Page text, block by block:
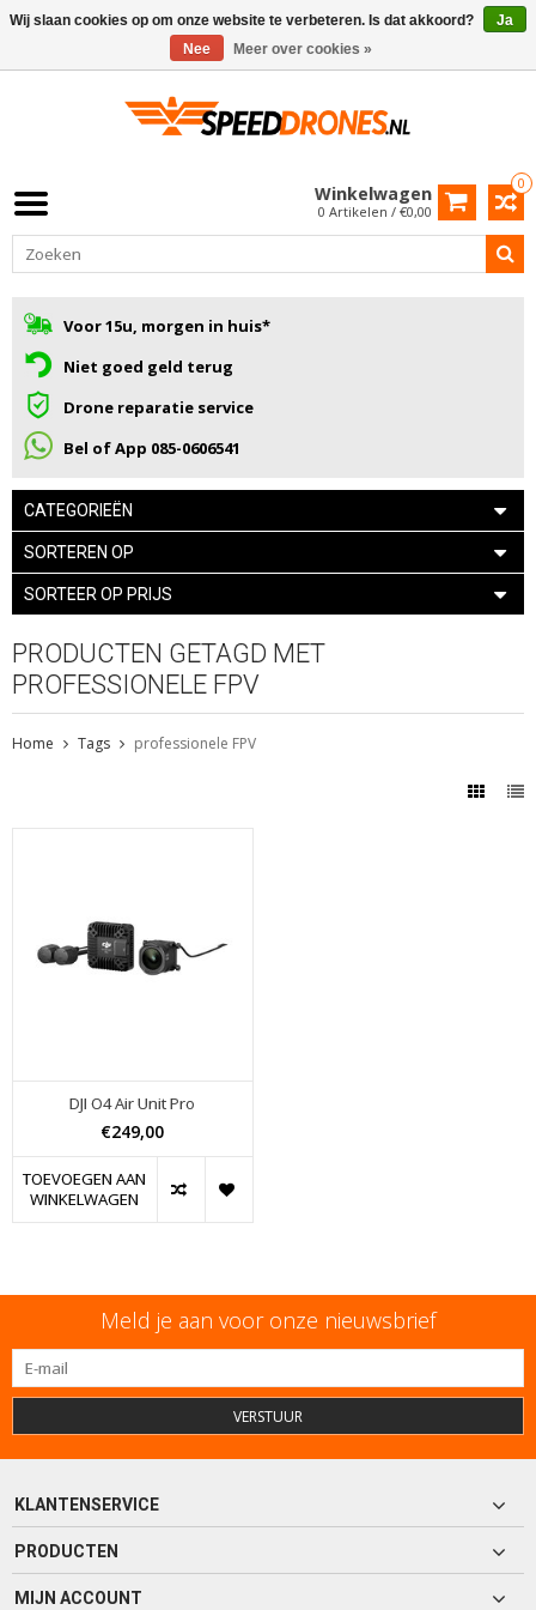
0
Winkelwagen
0 Artikelen / €0,00
Voor 15u, morgen in huis*
Niet goed geld terug
Drone reparatie service
Bel of App 085-0606541
CATEGORIEËN
SORTEREN OP
SORTEER OP PRIJS
PRODUCTEN GETAGD MET
PROFESSIONELE FPV
Home Tags professionele FPV
DJI O4 Air Unit Pro
€249,00
TOEVOEGEN AAN
WINKELWAGEN
Meld je aan voor onze nieuwsbrief
VERSTUUR
KLANTENSERVICE
PRODUCTEN
MIJN ACCOUNT
Wij slaan cookies op om onze website te verbeteren. Is dat akkoord?
Ja
Nee
Meer over cookies »